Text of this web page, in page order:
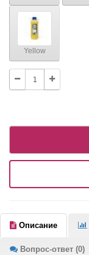
Yellow
Описание
Вопрос-ответ (0)